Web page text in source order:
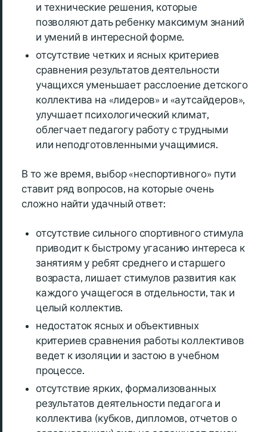
и технические решения, которые
позволяют дать ребенку максимум знаний
и умений в интересной форме.
отсутствие четких и ясных критериев
сравнения результатов деятельности
учащихся уменьшает расслоение детского
коллектива на «лидеров» и «аутсайдеров»,
улучшает психологический климат,
облегчает педагогу работу с трудными
или неподготовленными учащимися.
В то же время, выбор «неспортивного» пути
ставит ряд вопросов, на которые очень
сложно найти удачный ответ:
отсутствие сильного спортивного стимула
приводит к быстрому угасанию интереса к
занятиям у ребят среднего и старшего
возраста, лишает стимулов развития как
каждого учащегося в отдельности, так и
целый коллектив.
недостаток ясных и объективных
критериев сравнения работы коллективов
ведет к изоляции и застою в учебном
процессе.
отсутствие ярких, формализованных
результатов деятельности педагога и
коллектива (кубков, дипломов, отчетов о